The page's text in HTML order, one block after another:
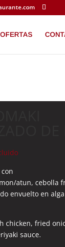
OFERTAS
atun, cebolla
envuelto en
chicken, fried
sauce.